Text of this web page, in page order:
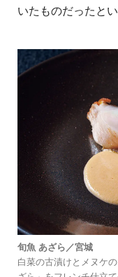
いたものだったとい
旬魚 あざら／宮城
白菜の古漬けとメヌケ